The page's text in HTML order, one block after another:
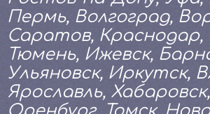
Пермь, Волгоград,
Саратов, Краснодар,
Тюмень, Ижевск,
Ульяновск, Иркутск,
Ярославль,